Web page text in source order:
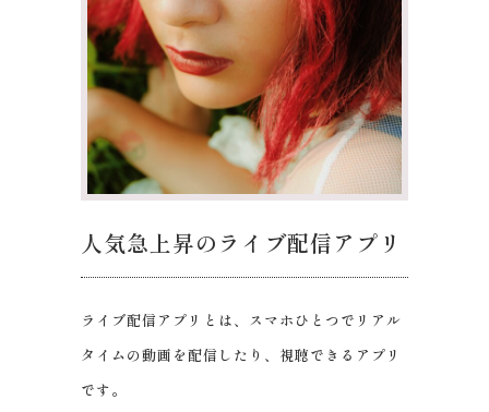
人気急上昇のライブ配信アプリ
ライブ配信アプリとは、スマホひとつでリアル
タイムの動画を配信したり、視聴できるアプリ
です。